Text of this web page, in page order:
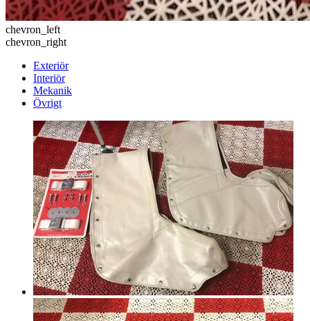
chevron_left
chevron_right
Exteriör
Interiör
Mekanik
Övrigt